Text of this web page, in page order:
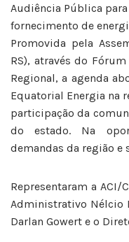
Audiência Pública
fornecimento de
Promovida pela
RS), através do
Regional, a agenda
Equatorial Energia na
participação da
do estado. Na
demandas da região e
Representaram a ACI/
Administrativo Nélcio
Darlan Gowert e o